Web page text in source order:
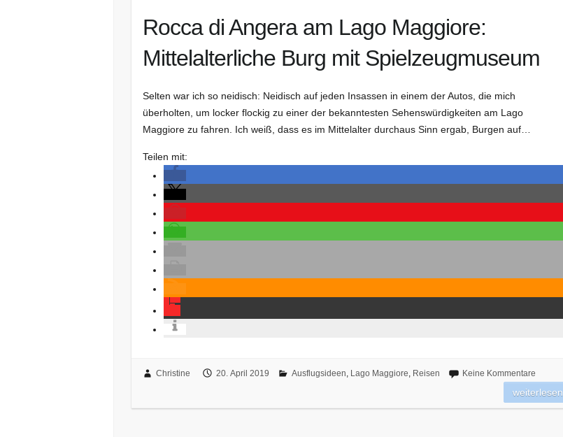
Rocca di Angera am Lago Maggiore:
Mittelalterliche Burg mit Spielzeugmuseum
Selten war ich so neidisch: Neidisch auf jeden Insassen in einem der Autos, die mich
überholten, um locker flockig zu einer der bekanntesten Sehenswürdigkeiten am Lago
Maggiore zu fahren. Ich weiß, dass es im Mittelalter durchaus Sinn ergab, Burgen auf…
Teilen mit:
Christine 20. April 2019 Ausflugsideen, Lago Maggiore, Reisen Keine Kommentare
weiterlesen